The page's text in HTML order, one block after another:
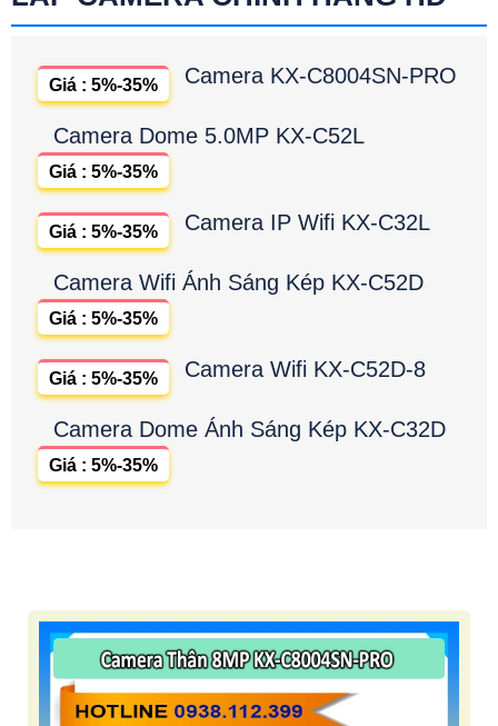
Camera KX-C8004SN-PRO
Giá : 5%-35%
Camera Dome 5.0MP KX-C52L
Giá : 5%-35%
Camera IP Wifi KX-C32L
Giá : 5%-35%
Camera Wifi Ánh Sáng Kép KX-C52D
Giá : 5%-35%
Camera Wifi KX-C52D-8
Giá : 5%-35%
Camera Dome Ánh Sáng Kép KX-C32D
Giá : 5%-35%